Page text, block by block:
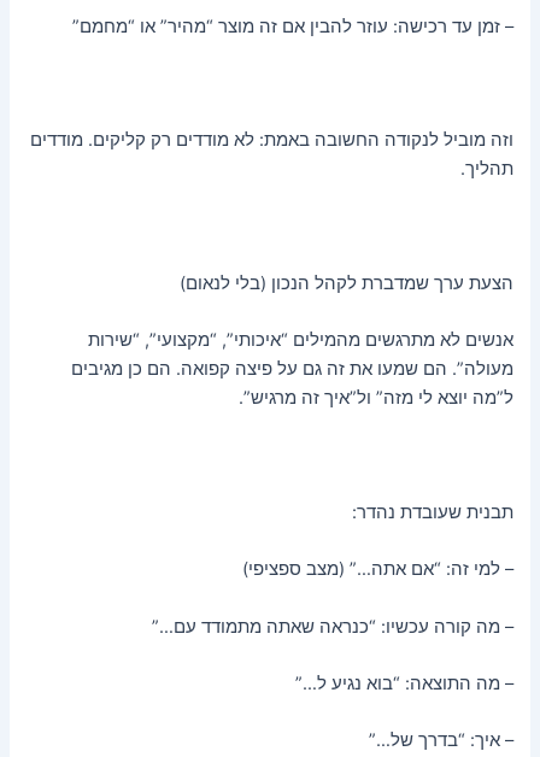
– זמן עד רכישה: עוזר להבין אם זה מוצר “מהיר” או “מחמם”
וזה מוביל לנקודה החשובה באמת: לא מודדים רק קליקים. מודדים
תהליך.
הצעת ערך שמדברת לקהל הנכון (בלי לנאום)
אנשים לא מתרגשים מהמילים “איכותי”, “מקצועי”, “שירות
מעולה”. הם שמעו את זה גם על פיצה קפואה. הם כן מגיבים
ל”מה יוצא לי מזה” ול”איך זה מרגיש”.
תבנית שעובדת נהדר:
– למי זה: “אם אתה…” (מצב ספציפי)
– מה קורה עכשיו: “כנראה שאתה מתמודד עם…”
– מה התוצאה: “בוא נגיע ל…”
– איך: “בדרך של…”